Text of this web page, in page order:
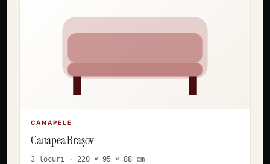
CANAPELE
Canapea Brașov
3 locuri · 220 × 95 × 88 cm